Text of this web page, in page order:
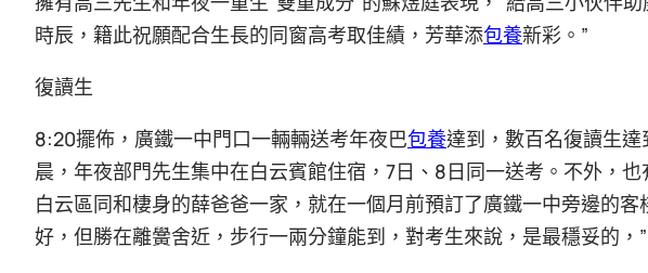
時辰，籍此祝願配合生長的同窗高考取佳績，芳華添包養新彩。”
復讀生
8:20擺佈，廣鐵一中門口一輛輛送考年夜巴包養達到，數百名復讀生
晨，年夜部門先生集中在白云賓館住宿，7日、8日同一送考。不外，
白云區同和棲身的薛爸爸一家，就在一個月前預訂了廣鐵一中旁邊的
好，但勝在離黌舍近，步行一兩分鐘能到，對考生來說，是最穩妥的，”